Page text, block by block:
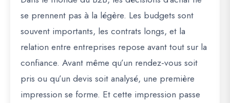
se prennent pas à la légère. Les budgets sont
souvent importants, les contrats longs, et la
relation entre entreprises repose avant tout sur la
confiance. Avant même qu’un rendez-vous soit
pris ou qu’un devis soit analysé, une première
impression se forme. Et cette impression passe